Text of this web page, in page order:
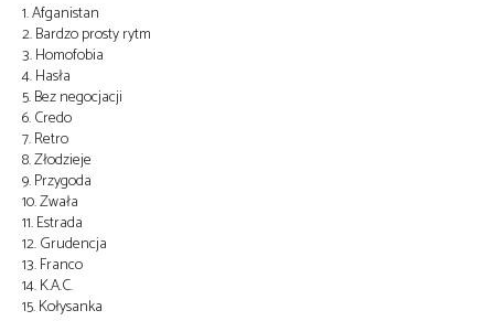
1. Afganistan
2. Bardzo prosty rytm
3. Homofobia
4. Hasła
5. Bez negocjacji
6. Credo
7. Retro
8. Złodzieje
9. Przygoda
10. Zwała
11. Estrada
12. Grudencja
13. Franco
14. K.A.C.
15. Kołysanka